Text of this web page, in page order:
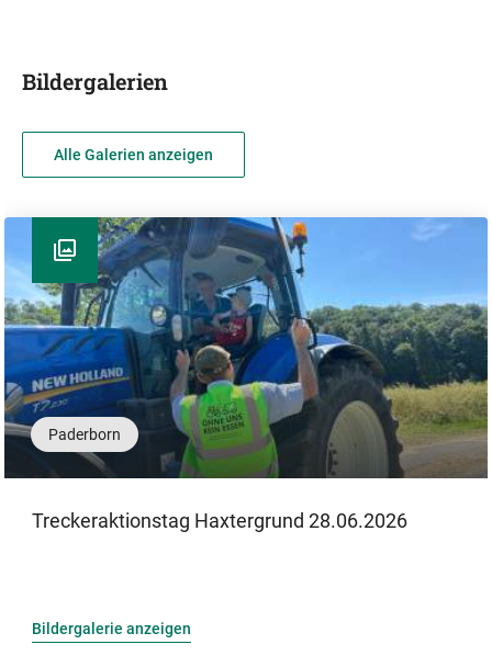
Bildergalerien
Alle Galerien anzeigen
Paderborn
Treckeraktionstag Haxtergrund 28.06.2026
Bildergalerie anzeigen